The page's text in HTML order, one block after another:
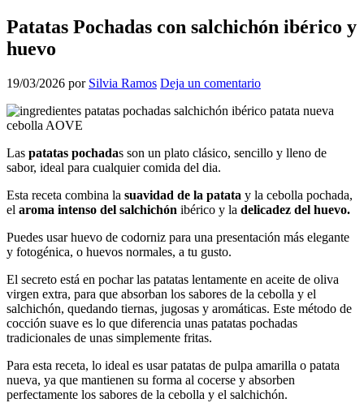
Patatas Pochadas con salchichón ibérico y
huevo
19/03/2026 por Silvia Ramos Deja un comentario
Las patatas pochadas son un plato clásico, sencillo y lleno de
sabor, ideal para cualquier comida del dia.
Esta receta combina la suavidad de la patata y la cebolla pochada,
el aroma intenso del salchichón ibérico y la delicadez del huevo.
Puedes usar huevo de codorniz para una presentación más elegante
y fotogénica, o huevos normales, a tu gusto.
El secreto está en pochar las patatas lentamente en aceite de oliva
virgen extra, para que absorban los sabores de la cebolla y el
salchichón, quedando tiernas, jugosas y aromáticas. Este método de
cocción suave es lo que diferencia unas patatas pochadas
tradicionales de unas simplemente fritas.
Para esta receta, lo ideal es usar patatas de pulpa amarilla o patata
nueva, ya que mantienen su forma al cocerse y absorben
perfectamente los sabores de la cebolla y el salchichón.